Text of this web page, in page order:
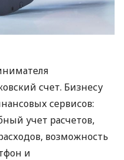
счет. Бизнесу
сервисов:
учет расчетов,
возможность
и